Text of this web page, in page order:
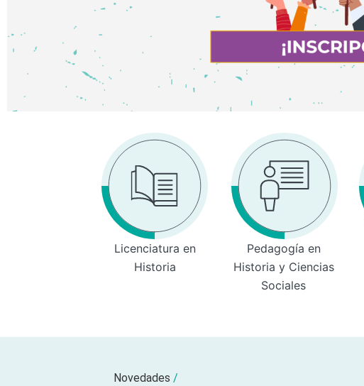
Licenciatura en
Historia
Pedagogía en
Historia y Ciencias
Sociales
Novedades /